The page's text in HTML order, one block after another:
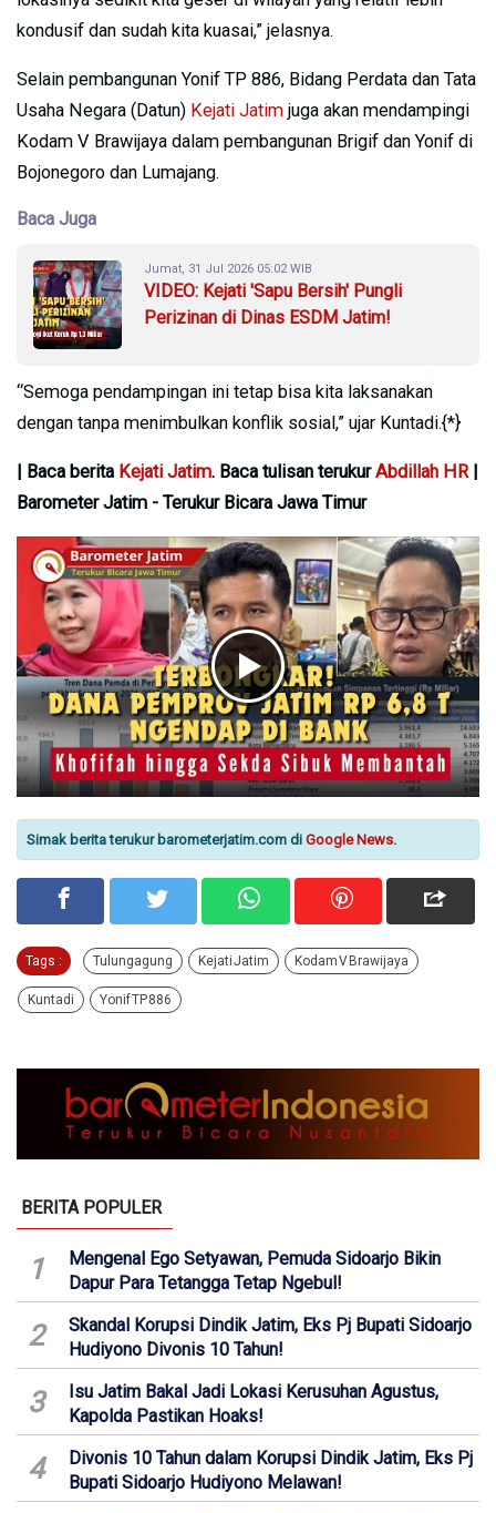
kondusif dan sudah kita kuasai,” jelasnya.
Selain pembangunan Yonif TP 886, Bidang Perdata dan Tata
Usaha Negara (Datun) Kejati Jatim juga akan mendampingi
Kodam V Brawijaya dalam pembangunan Brigif dan Yonif di
Bojonegoro dan Lumajang.
Baca Juga
Jumat, 31 Jul 2026 05:02 WIB
VIDEO: Kejati 'Sapu Bersih' Pungli
Perizinan di Dinas ESDM Jatim!
“Semoga pendampingan ini tetap bisa kita laksanakan
dengan tanpa menimbulkan konflik sosial,” ujar Kuntadi.{*}
| Baca berita Kejati Jatim. Baca tulisan terukurAbdillah HR|
Barometer Jatim - Terukur Bicara Jawa Timur
Simak berita terukur barometerjatim.com di Google News.
Tags : Tulungagung Kejati Jatim Kodam V Brawijaya
Kuntadi Yonif TP 886
BERITA POPULER
1
Mengenal Ego Setyawan, Pemuda Sidoarjo Bikin
Dapur Para Tetangga Tetap Ngebul!
2
Skandal Korupsi Dindik Jatim, Eks Pj Bupati Sidoarjo
Hudiyono Divonis 10 Tahun!
3
Isu Jatim Bakal Jadi Lokasi Kerusuhan Agustus,
Kapolda Pastikan Hoaks!
4
Divonis 10 Tahun dalam Korupsi Dindik Jatim, Eks Pj
Bupati Sidoarjo Hudiyono Melawan!